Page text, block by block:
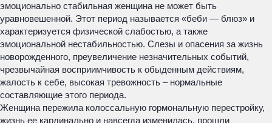
эмоционально стабильная женщина не может быть
уравновешенной. Этот период называется «беби — блюз» и
характеризуется физической слабостью, а также
эмоциональной нестабильностью. Слезы и опасения за жизнь
новорожденного, преувеличение незначительных событий,
чрезвычайная восприимчивость к обыденным действиям,
жалость к себе, высокая тревожность – нормальные
составляющие этого периода.
Женщина пережила колоссальную гормональную перестройку,
жизнь ее кардинально и навсегда изменилась, прошли